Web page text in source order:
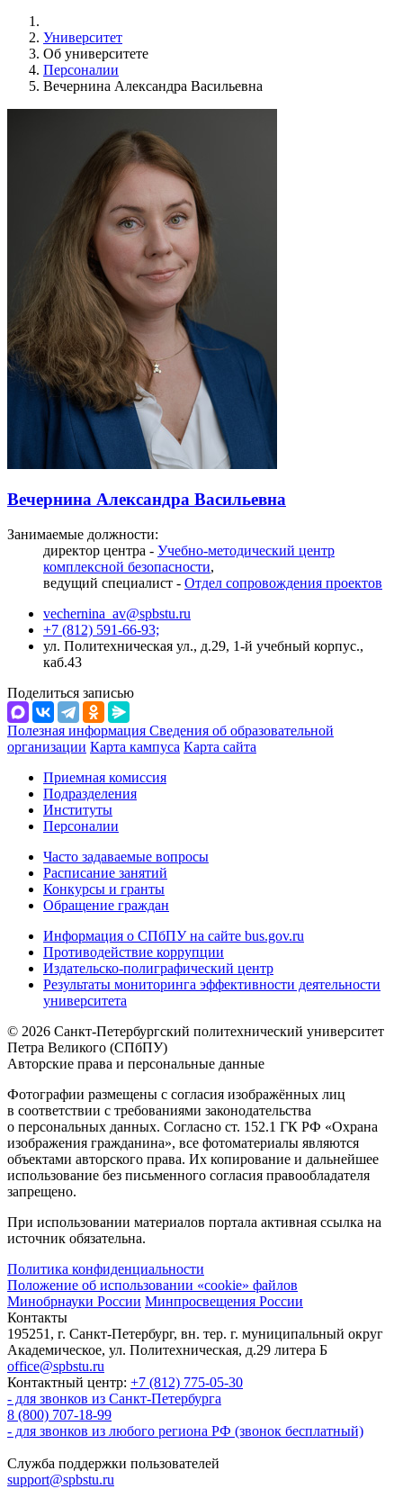
Университет
Об университете
Персоналии
Вечернина Александра Васильевна
Вечернина Александра Васильевна
Занимаемые должности:
директор центра - Учебно-методический центр
комплексной безопасности,
ведущий специалист - Отдел сопровождения проектов
vechernina_av@spbstu.ru
+7 (812) 591-66-93;
ул. Политехническая ул., д.29, 1-й учебный корпус.,
каб.43
Поделиться записью
Полезная информация Сведения об образовательной
организации Карта кампуса Карта сайта
Приемная комиссия
Подразделения
Институты
Персоналии
Часто задаваемые вопросы
Расписание занятий
Конкурсы и гранты
Обращение граждан
Информация о СПбПУ на сайте bus.gov.ru
Противодействие коррупции
Издательско-полиграфический центр
Результаты мониторинга эффективности деятельности
университета
© 2026 Санкт-Петербургский политехнический университет
Петра Великого (СПбПУ)
Авторские права и персональные данные
Фотографии размещены с согласия изображённых лиц
в соответствии с требованиями законодательства
о персональных данных. Согласно ст. 152.1 ГК РФ «Охрана
изображения гражданина», все фотоматериалы являются
объектами авторского права. Их копирование и дальнейшее
использование без письменного согласия правообладателя
запрещено.
При использовании материалов портала активная ссылка на
источник обязательна.
Политика конфиденциальности
Положение об использовании «cookie» файлов
Минобрнауки России Минпросвещения России
Контакты
195251, г. Санкт-Петербург, вн. тер. г. муниципальный округ
Академическое, ул. Политехническая, д.29 литера Б
office@spbstu.ru
Контактный центр: +7 (812) 775-05-30
- для звонков из Санкт-Петербурга
8 (800) 707-18-99
- для звонков из любого региона РФ (звонок бесплатный)
Служба поддержки пользователей
support@spbstu.ru